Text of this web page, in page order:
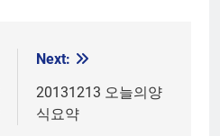
Next:
20131213 오늘의양
식요약